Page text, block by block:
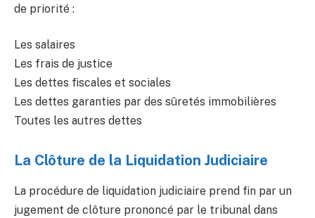
de priorité :
Les salaires
Les frais de justice
Les dettes fiscales et sociales
Les dettes garanties par des sûretés immobilières
Toutes les autres dettes
La Clôture de la Liquidation Judiciaire
La procédure de liquidation judiciaire prend fin par un
jugement de clôture prononcé par le tribunal dans